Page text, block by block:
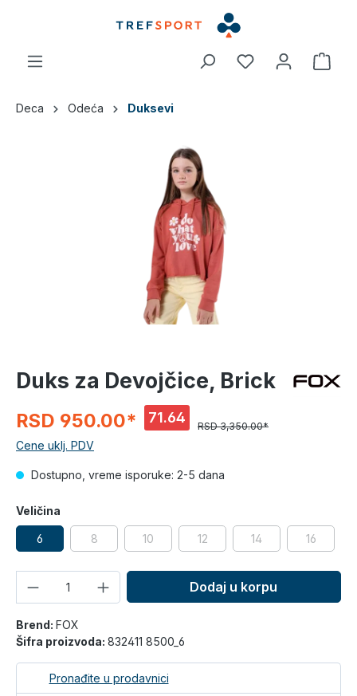
Deca Odeća Duksevi
Duks za Devojčice, Brick
RSD 950.00*
71.64
RSD 3,350.00*
Cene uklj. PDV
Dostupno, vreme isporuke: 2-5 dana
Veličina
6 8 10 12 14 16
Dodaj u korpu
Brend: FOX
Šifra proizvoda: 832411 8500_6
Pronađite u prodavnici